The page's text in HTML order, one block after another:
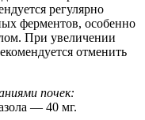
регулярно
ферментов, особенно
При увеличении
отменить
почек:
— 40 мг.